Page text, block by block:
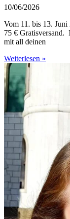
10/06/2026
Vom 11. bis 13.
75 € Gratisversand.
mit all deinen
Weiterlesen »